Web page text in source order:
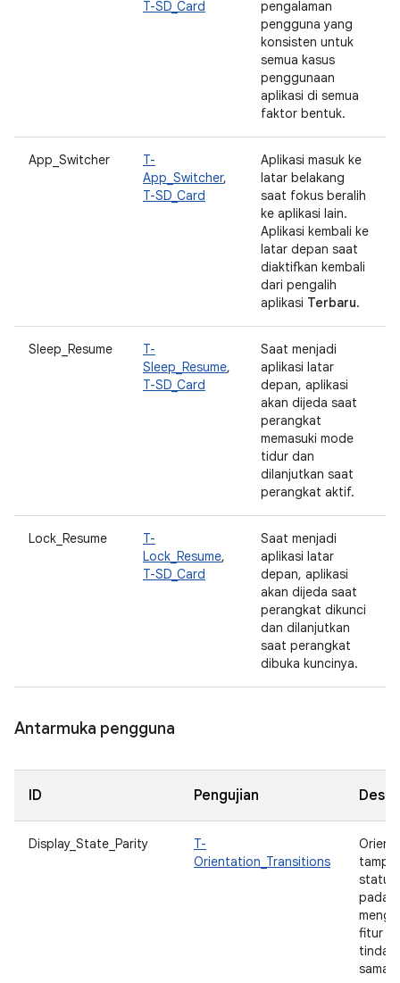
T-SD_Card
pengalaman
pengguna yang
konsisten untuk
semua kasus
penggunaan
aplikasi di semua
faktor bentuk.
App_Switcher
T-
App_Switcher,
T-SD_Card
Aplikasi masuk ke
latar belakang
saat fokus beralih
ke aplikasi lain.
Aplikasi kembali ke
latar depan saat
diaktifkan kembali
dari pengalih
aplikasi Terbaru.
Sleep_Resume
T-
Sleep_Resume,
T-SD_Card
Saat menjadi
aplikasi latar
depan, aplikasi
akan dijeda saat
perangkat
memasuki mode
tidur dan
dilanjutkan saat
perangkat aktif.
Lock_Resume
T-
Lock_Resume,
T-SD_Card
Saat menjadi
aplikasi latar
depan, aplikasi
akan dijeda saat
perangkat dikunci
dan dilanjutkan
saat perangkat
dibuka kuncinya.
Antarmuka pengguna
ID Pengujian
Display_State_Parity
T-
Orientation_Transitions
status
pada
fitur
sama